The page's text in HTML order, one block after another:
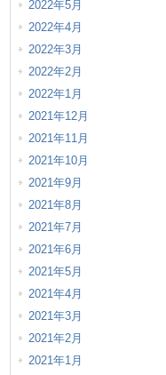
2022年5月
2022年4月
2022年3月
2022年2月
2022年1月
2021年12月
2021年11月
2021年10月
2021年9月
2021年8月
2021年7月
2021年6月
2021年5月
2021年4月
2021年3月
2021年2月
2021年1月